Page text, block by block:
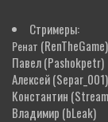
Стримеры:
Ренат (RenTheGame)
Павел(Pashokpetr)
Алексей(Separ_001)
Константин
Владимир (bLeak)